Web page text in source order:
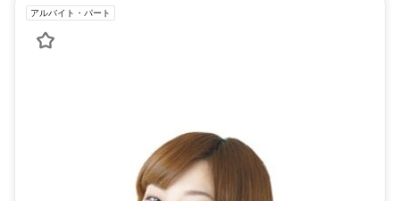
アルバイト・パート